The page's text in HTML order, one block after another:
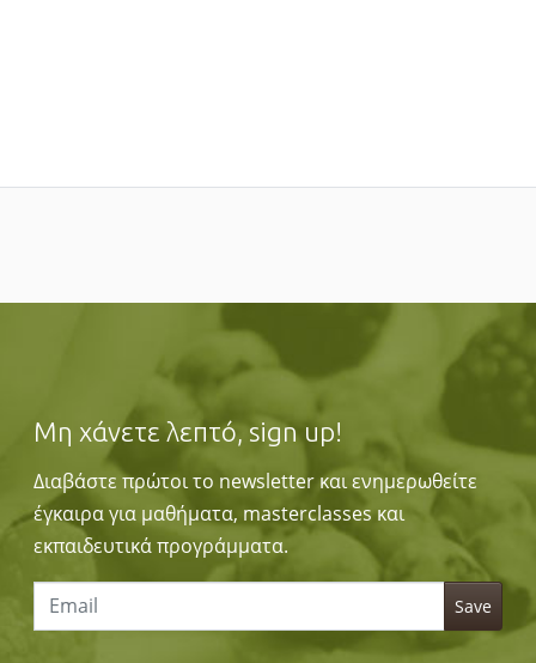
Μη χάνετε λεπτό, sign up!
Διαβάστε πρώτοι το newsletter και ενημερωθείτε
έγκαιρα για μαθήματα, masterclasses και
εκπαιδευτικά προγράμματα.